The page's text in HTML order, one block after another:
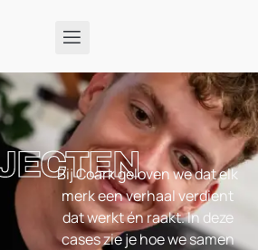
Bij Coark geloven we dat elk
merk een verhaal verdient
dat werkt én raakt. In deze
cases zie je hoe we samen